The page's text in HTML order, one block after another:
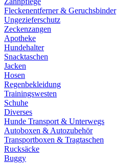
Fleckenentferner & Geruchsbinder
Ungezieferschutz
Zeckenzangen
Apotheke
Hundehalter
Snacktaschen
Jacken
Hosen
Regenbekleidung
Trainingswesten
Schuhe
Diverses
Hunde Transport & Unterwegs
Autoboxen & Autozubehör
Transportboxen & Tragtaschen
Rucksäcke
Buggy